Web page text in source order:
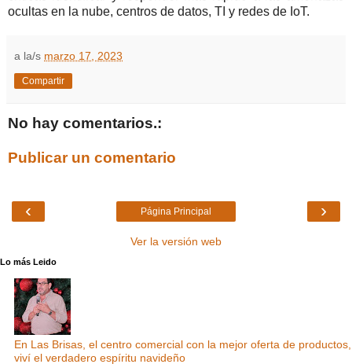
ocultas en la nube, centros de datos, TI y redes de IoT.
a la/s marzo 17, 2023
Compartir
No hay comentarios.:
Publicar un comentario
‹ ›
Página Principal
Ver la versión web
Lo más Leido
En Las Brisas, el centro comercial con la mejor oferta de productos,
viví el verdadero espíritu navideño